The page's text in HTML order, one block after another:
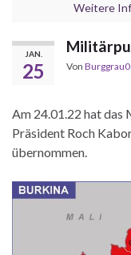
Weitere
JAN.
25 Von
Am 24.01.22 hat das
Präsident Roch
übernommen.